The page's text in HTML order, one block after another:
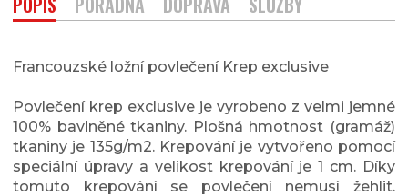
Francouzské ložní povlečení Krep exclusive
Povlečení krep exclusive je vyrobeno z velmi jemné
100% bavlněné tkaniny. Plošná hmotnost (gramáž)
tkaniny je 135g/m2. Krepování je vytvořeno pomocí
speciální úpravy a velikost krepování je 1 cm. Díky
tomuto krepování se povlečení nemusí žehlit.